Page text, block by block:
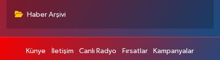
Haber Arşivi
Künye İletişim Canlı Radyo Fırsatlar Kampanyalar